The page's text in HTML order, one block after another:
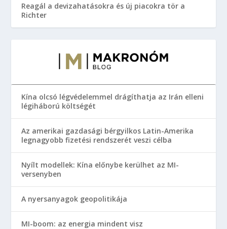
Reagál a devizahatásokra és új piacokra tör a
Richter
Kína olcsó légvédelemmel drágíthatja az Irán elleni
légiháború költségét
Az amerikai gazdasági bérgyilkos Latin-Amerika
legnagyobb fizetési rendszerét veszi célba
Nyílt modellek: Kína előnybe kerülhet az MI-
versenyben
A nyersanyagok geopolitikája
MI-boom: az energia mindent visz